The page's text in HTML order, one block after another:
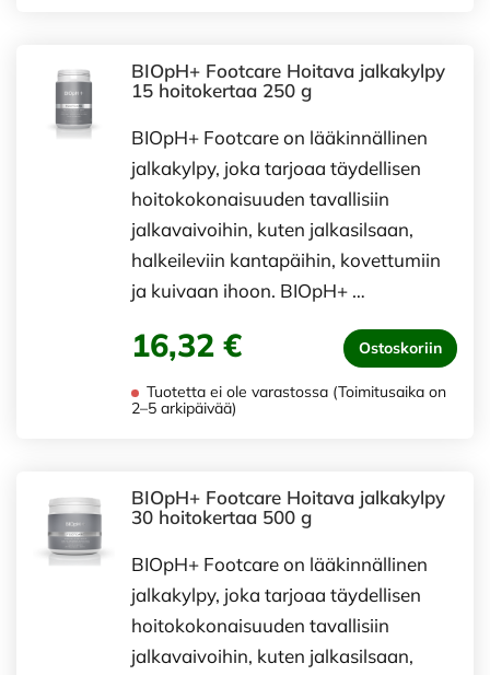
BIOpH+ Footcare Hoitava jalkakylpy
15 hoitokertaa 250 g
BIOpH+ Footcare on lääkinnällinen
jalkakylpy, joka tarjoaa täydellisen
hoitokokonaisuuden tavallisiin
jalkavaivoihin, kuten jalkasilsaan,
halkeileviin kantapäihin, kovettumiin
ja kuivaan ihoon. BIOpH+ …
16,32 € Ostoskoriin
Tuotetta ei ole varastossa (Toimitusaika on
2–5 arkipäivää)
BIOpH+ Footcare Hoitava jalkakylpy
30 hoitokertaa 500 g
BIOpH+ Footcare on lääkinnällinen
jalkakylpy, joka tarjoaa täydellisen
hoitokokonaisuuden tavallisiin
jalkavaivoihin, kuten jalkasilsaan,